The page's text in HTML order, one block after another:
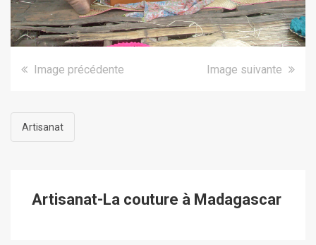
Image précédente Image suivante
Artisanat
Artisanat-La couture à Madagascar